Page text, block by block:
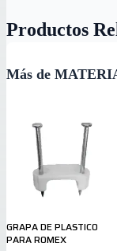
Productos
Más de
GRAPA DE PLASTICO
PARA ROMEX